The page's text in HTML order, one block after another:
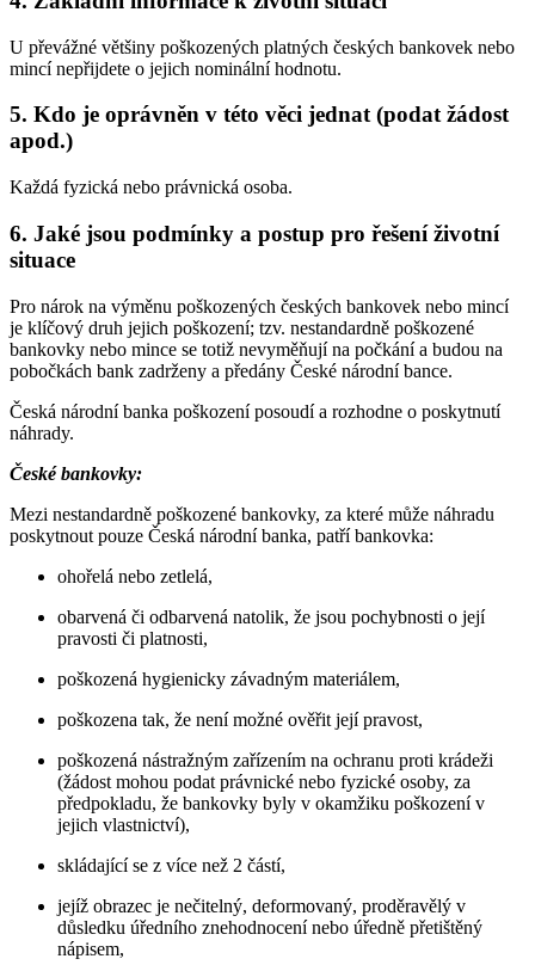
U převážné většiny poškozených platných českých bankovek nebo
mincí nepřijdete o jejich nominální hodnotu.
5. Kdo je oprávněn v této věci jednat (podat žádost
apod.)
Každá fyzická nebo právnická osoba.
6. Jaké jsou podmínky a postup pro řešení životní
situace
Pro nárok na výměnu poškozených českých bankovek nebo mincí
je klíčový druh jejich poškození; tzv. nestandardně poškozené
bankovky nebo mince se totiž nevyměňují na počkání a budou na
pobočkách bank zadrženy a předány České národní bance.
Česká národní banka poškození posoudí a rozhodne o poskytnutí
náhrady.
České bankovky:
Mezi nestandardně poškozené bankovky, za které může náhradu
poskytnout pouze Česká národní banka, patří bankovka:
ohořelá nebo zetlelá,
obarvená či odbarvená natolik, že jsou pochybnosti o její
pravosti či platnosti,
poškozená hygienicky závadným materiálem,
poškozena tak, že není možné ověřit její pravost,
poškozená nástražným zařízením na ochranu proti krádeži
(žádost mohou podat právnické nebo fyzické osoby, za
předpokladu, že bankovky byly v okamžiku poškození v
jejich vlastnictví),
skládající se z více než 2 částí,
jejíž obrazec je nečitelný, deformovaný, proděravělý v
důsledku úředního znehodnocení nebo úředně přetištěný
nápisem,